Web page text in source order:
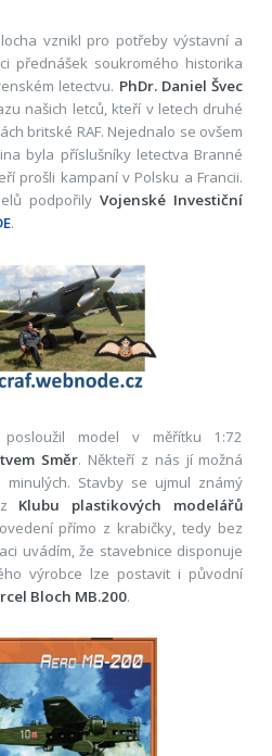
vznikl pro potřeby výstavní a
přednášek soukromého historika
letectvu. PhDr. Daniel Švec
našich letců, kteří v letech druhé
britské RAF. Nejednalo se ovšem
byla příslušníky letectva Branné
prošli kampaní v Polsku a Francii.
podpořilyVojenské Investiční
.
model v měřítku 1:72
Směr. Někteří z nás jí možná
Stavby se ujmul známý
Klubu plastikových modelářů
přímo z krabičky, tedy bez
uvádím, že stavebnice disponuje
výrobce lze postavit i původní
Bloch MB.200.